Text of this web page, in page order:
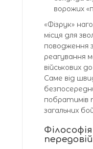
ворожих
«Фізрук»
місця для
поводження
реагування
військових
Саме від
побратимів
загальних
передовій